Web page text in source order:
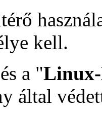
kell.
a "
által